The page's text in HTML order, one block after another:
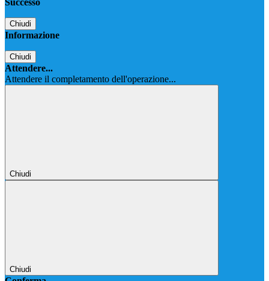
Successo
Chiudi
Informazione
Chiudi
Attendere...
Attendere il completamento dell'operazione...
Chiudi
Chiudi